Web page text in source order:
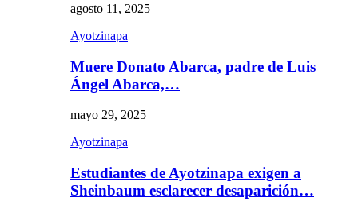
agosto 11, 2025
Ayotzinapa
Muere Donato Abarca, padre de Luis
Ángel Abarca,…
mayo 29, 2025
Ayotzinapa
Estudiantes de Ayotzinapa exigen a
Sheinbaum esclarecer desaparición…